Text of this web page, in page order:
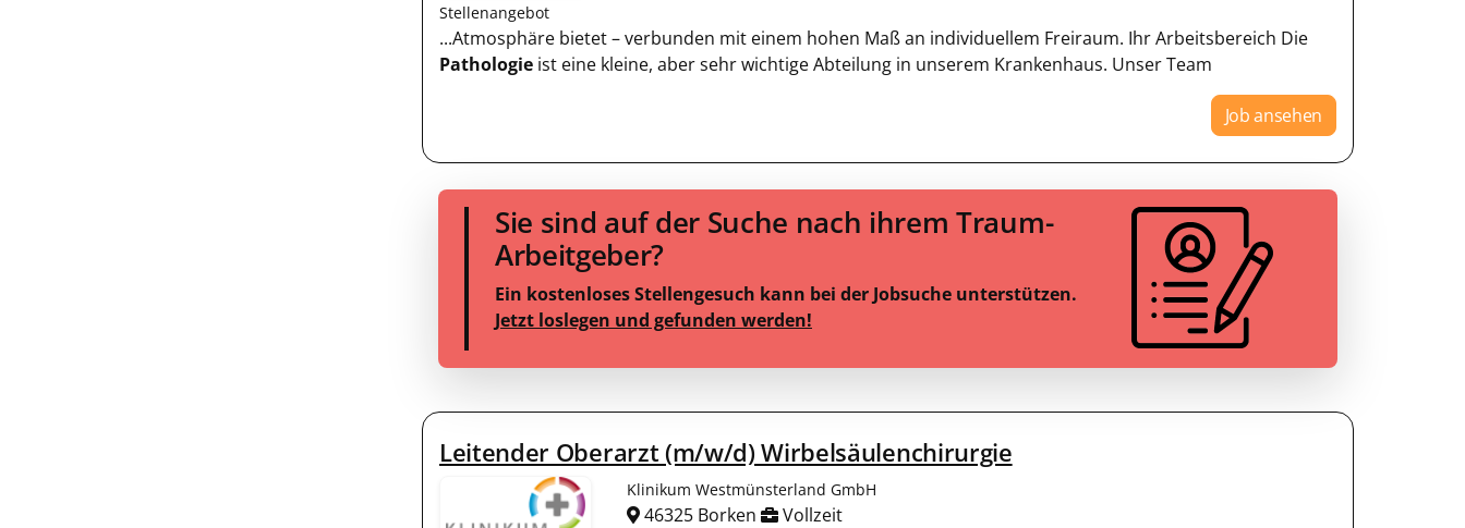
Stellenangebot
...Atmosphäre bietet – verbunden mit einem hohen Maß an individuellem Freiraum. Ihr Arbeitsbereich Die
Pathologie ist eine kleine, aber sehr wichtige Abteilung in unserem Krankenhaus. Unser Team
Job ansehen
Sie sind auf der Suche nach ihrem Traum-
Arbeitgeber?
Ein kostenloses Stellengesuch kann bei der Jobsuche unterstützen.
Jetzt loslegen und gefunden werden!
Leitender Oberarzt (m/w/d) Wirbelsäulenchirurgie
Klinikum Westmünsterland GmbH
46325 Borken Vollzeit